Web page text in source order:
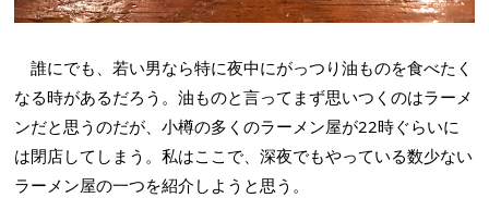
誰にでも、若い男なら特に夜中にがっつり油ものを食べたく
なる時があるだろう。油ものと言ってまず思いつくのはラーメ
ンだと思うのだが、小樽の多くのラーメン屋が22時ぐらいに
は閉店してしまう。私はここで、深夜でもやっている数少ない
ラーメン屋の一つを紹介しようと思う。